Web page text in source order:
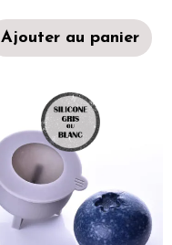
Ajouter au panier